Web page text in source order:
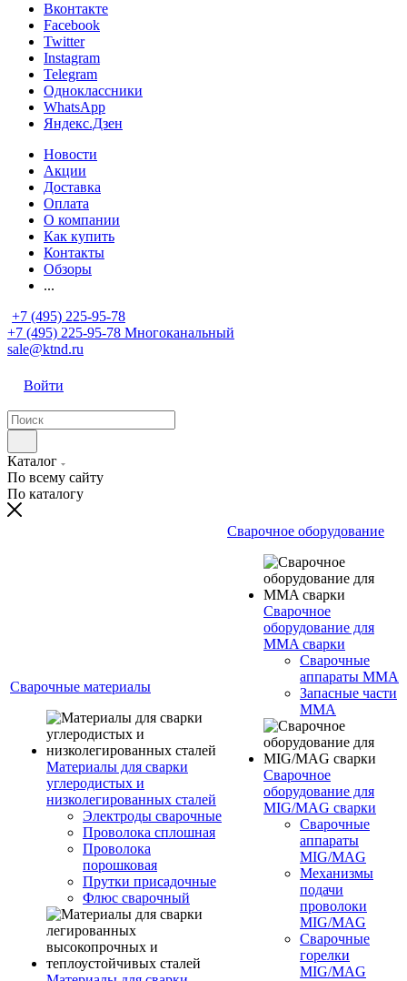
Вконтакте
Facebook
Twitter
Instagram
Telegram
Одноклассники
WhatsApp
Яндекс.Дзен
Новости
Акции
Доставка
Оплата
О компании
Как купить
Контакты
Обзоры
...
+7 (495) 225-95-78
+7 (495) 225-95-78 Многоканальный
sale@ktnd.ru
Войти
Каталог
По всему сайту
По каталогу
Сварочные материалы
Материалы для сварки
углеродистых и
низколегированных сталей
Электроды сварочные
Проволока сплошная
Проволока
порошковая
Прутки присадочные
Флюс сварочный
Сварочное оборудование
Сварочное
оборудование для
MMA сварки
Сварочные
аппараты MMA
Запасные части
MMA
Сварочное
оборудование для
MIG/MAG сварки
Сварочные
аппараты
MIG/MAG
Механизмы
подачи
проволоки
MIG/MAG
Сварочные
горелки
MIG/MAG